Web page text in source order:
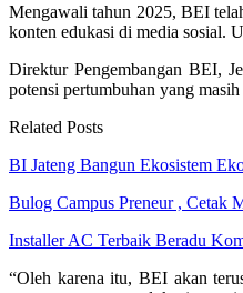
Mengawali tahun 2025, BEI
konten edukasi di media sosial.
Direktur Pengembangan BEI,
potensi pertumbuhan yang masih
Related Posts
BI Jateng Bangun Ekosistem
Bulog Campus Preneur , Cetak
Installer AC Terbaik Beradu
“Oleh karena itu, BEI akan